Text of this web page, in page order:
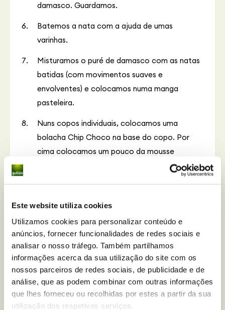
Este website utiliza cookies
Utilizamos cookies para personalizar conteúdo e
anúncios, fornecer funcionalidades de redes sociais e
analisar o nosso tráfego. Também partilhamos
informações acerca da sua utilização do site com os
nossos parceiros de redes sociais, de publicidade e de
análise, que as podem combinar com outras informações
que lhes forneceu ou recolhidas por estes a partir da sua
utilização dos respetivos serviços.
damasco. Guardamos.
Batemos a nata com a ajuda de umas
varinhas.
Misturamos o puré de damasco com as natas
batidas (com movimentos suaves e
envolventes) e colocamos numa manga
pasteleira.
Nuns copos individuais, colocamos uma
bolacha Chip Choco na base do copo. Por
cima colocamos um pouco da mousse
los em fatias finas.
Fritamos as fatias de damasco numa sertã,
junto com um ramo de alecrim, a fogo médio
(sem óleo nem açúcar) durante um par de
minutos. Retiramos o ramo de alecrim e
deixamos arrefecer.